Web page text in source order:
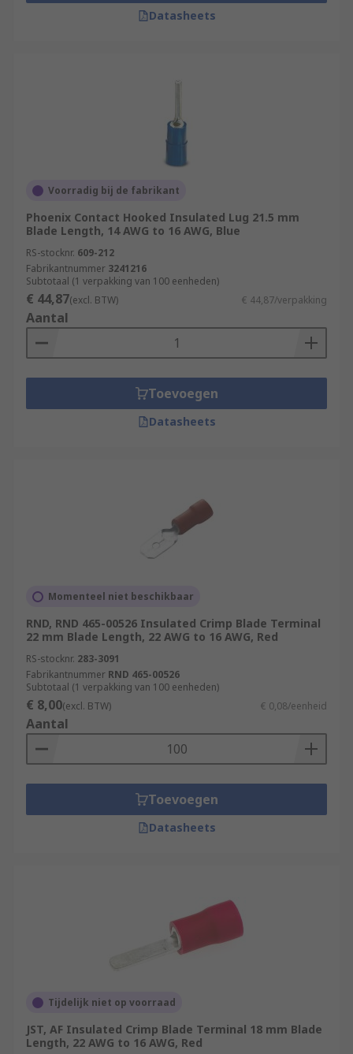
Datasheets
Voorradig bij de fabrikant
Phoenix Contact Hooked Insulated Lug 21.5 mm
Blade Length, 14 AWG to 16 AWG, Blue
RS-stocknr. 609-212
Fabrikantnummer 3241216
Subtotaal (1 verpakking van 100 eenheden)
€ 44,87(excl. BTW) € 44,87/verpakking
Aantal
Toevoegen
Datasheets
Momenteel niet beschikbaar
RND, RND 465-00526 Insulated Crimp Blade Terminal
22 mm Blade Length, 22 AWG to 16 AWG, Red
RS-stocknr. 283-3091
Fabrikantnummer RND 465-00526
Subtotaal (1 verpakking van 100 eenheden)
€ 8,00(excl. BTW) € 0,08/eenheid
Aantal
Toevoegen
Datasheets
Tijdelijk niet op voorraad
JST, AF Insulated Crimp Blade Terminal 18 mm Blade
Length, 22 AWG to 16 AWG, Red